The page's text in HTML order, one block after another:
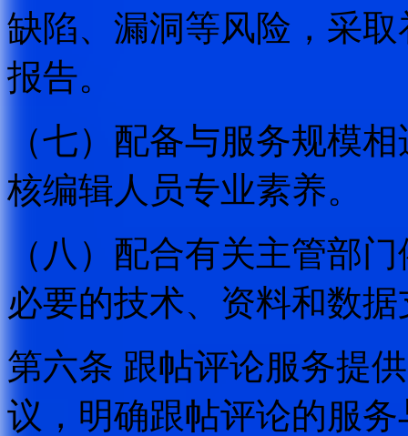
缺陷、漏洞等风险，采
报告。
（七）配备与服务规模
核编辑人员专业素养。
（八）配合有关主管部
必要的技术、资料和数
第六条 跟帖评论服务提
议，明确跟帖评论的服